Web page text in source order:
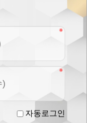
자동로그인